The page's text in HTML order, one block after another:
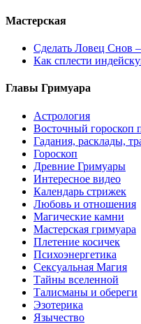
Мастерская
Сделать Ловец Снов
Как сплести
Главы Гримуара
Астрология
Восточный гороскоп
Гадания, расклады,
Гороскоп
Древние Гримуары
Интересное видео
Календарь стрижек
Любовь и отношения
Магические камни
Мастерская гримуара
Плетение косичек
Психоэнергетика
Сексуальная Магия
Тайны вселенной
Талисманы и обереги
Эзотерика
Язычество